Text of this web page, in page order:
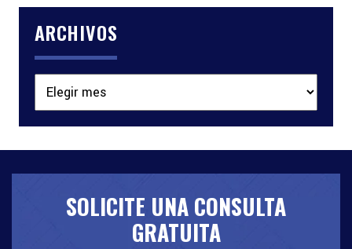
ARCHIVOS
SOLICITE UNA CONSULTA
GRATUITA